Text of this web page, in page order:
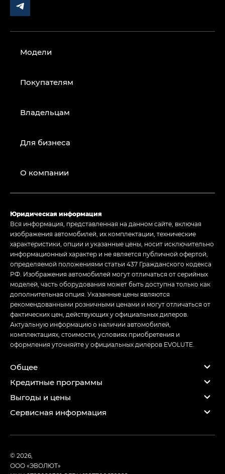
Модели
Покупателям
Владельцам
Для бизнеса
О компании
Юридическая информация
Вся информация, представленная на данном сайте, включая
изображения автомобилей, их комплектации, технические
характеристики, опции и указанные цены, носит исключительно
информационный характер и не является публичной офертой,
определяемой положениями статьи 437 Гражданского кодекса
РФ. Изображения автомобилей могут отличаться от серийных
моделей, часть оборудования может быть доступна только как
дополнительная опция. Указанные цены являются
рекомендованными розничными ценами и могут отличаться от
фактических цен, действующих у официальных дилеров.
Актуальную информацию о наличии автомобилей,
комплектациях, стоимости, условиях приобретения и
оформления уточняйте у официальных дилеров EVOLUTE.
Общее
Кредитные программы
Выгоды и цены
Сервисная информация
© 2026,
ООО «ЭВОЛЮТ»